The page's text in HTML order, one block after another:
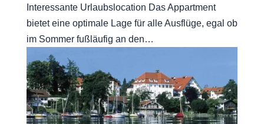
Interessante Urlaubslocation Das Appartment
bietet eine optimale Lage für alle Ausflüge, egal ob
im Sommer fußläufig an den…